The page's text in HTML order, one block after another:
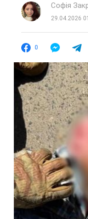
Софія
29.04.2026
0